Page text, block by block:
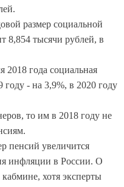
размер социальной
8,854 тысячи рублей, в
2018 года социальная
году - на 3,9%, в 2020 году
то им в 2018 году не
пенсий увеличится
инфляции в России. О
хотя эксперты